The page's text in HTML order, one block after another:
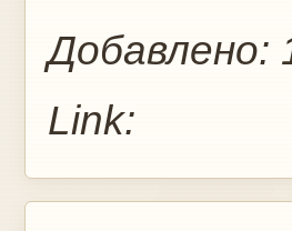
Добавлено:
Link: